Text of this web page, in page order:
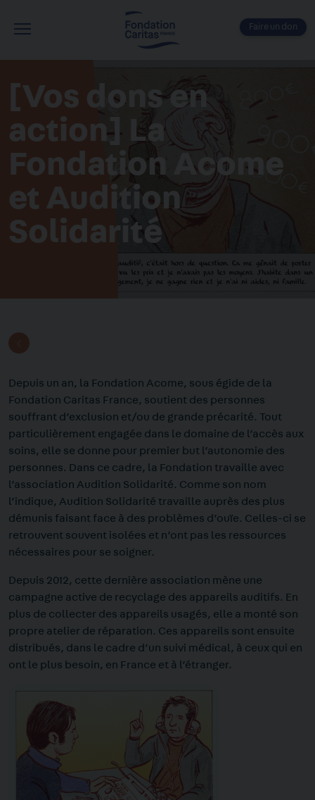
principal
Faire un don
[Vos dons en
action] La
Fondation Acome
et Audition
Solidarité
Depuis un an, la Fondation Acome, sous égide de la
Fondation Caritas France, soutient des personnes
souffrant d’exclusion et/ou de grande précarité. Tout
particulièrement engagée dans le domaine de l’accès aux
soins, elle se donne pour premier but l’autonomie des
personnes. Dans ce cadre, la Fondation travaille avec
l’association Audition Solidarité. Comme son nom
l’indique, Audition Solidarité travaille auprès des plus
démunis faisant face à des problèmes d’ouïe. Celles-ci se
retrouvent souvent isolées et n’ont pas les ressources
nécessaires pour se soigner.
Depuis 2012, cette dernière association mène une
campagne active de recyclage des appareils auditifs. En
plus de collecter des appareils usagés, elle a monté son
propre atelier de réparation. Ces appareils sont ensuite
distribués, dans le cadre d’un suivi médical, à ceux qui en
ont le plus besoin, en France et à l’étranger.